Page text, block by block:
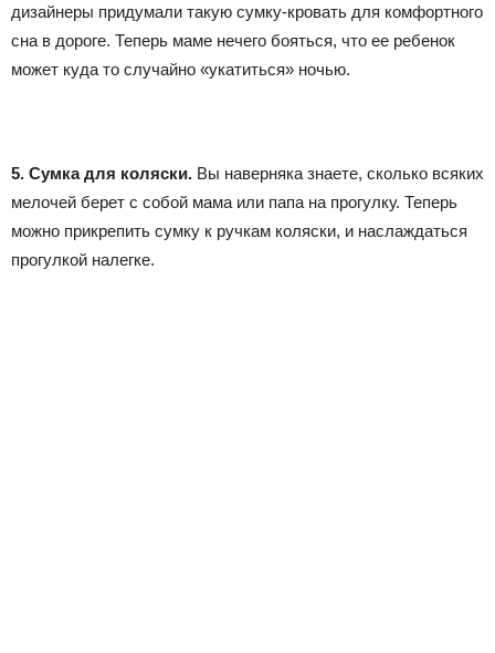
дизайнеры придумали такую сумку-кровать для комфортного
сна в дороге. Теперь маме нечего бояться, что ее ребенок
может куда то случайно «укатиться» ночью.
5. Сумка для коляски. Вы наверняка знаете, сколько всяких
мелочей берет с собой мама или папа на прогулку. Теперь
можно прикрепить сумку к ручкам коляски, и наслаждаться
прогулкой налегке.